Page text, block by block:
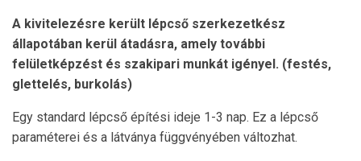
A kivitelezésre került lépcső szerkezetkész
állapotában kerül átadásra, amely további
felületképzést és szakipari munkát igényel. (festés,
glettelés, burkolás)
Egy standard lépcső építési ideje 1-3 nap. Ez a lépcső
paraméterei és a látványa függvényében változhat.